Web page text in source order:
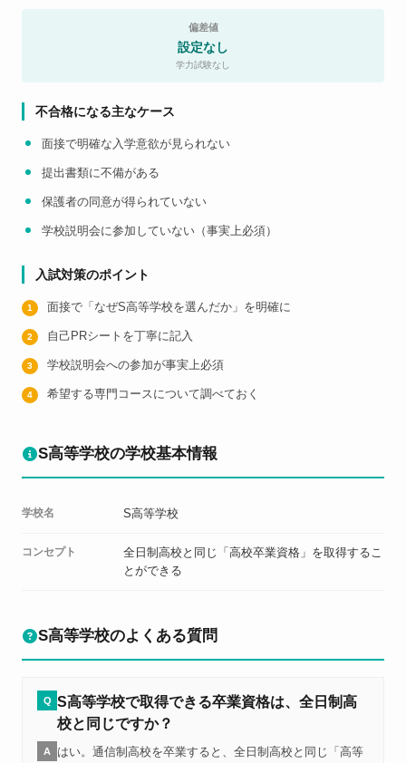
偏差値
設定なし
学力試験なし
不合格になる主なケース
面接で明確な入学意欲が見られない
提出書類に不備がある
保護者の同意が得られていない
学校説明会に参加していない（事実上必須）
入試対策のポイント
面接で「なぜS高等学校を選んだか」を明確に
自己PRシートを丁寧に記入
学校説明会への参加が事実上必須
希望する専門コースについて調べておく
S高等学校の学校基本情報
学校名 S高等学校
コンセプト
全日制高校と同じ「高校卒業資格」を取得するこ
とができる
S高等学校のよくある質問
Q S高等学校で取得できる卒業資格は、全日制高
校と同じですか？
A
はい。通信制高校を卒業すると、全日制高校と同じ「高等